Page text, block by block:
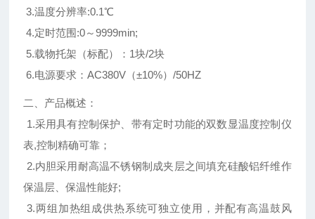
3.温度分辨率:0.1℃
4.定时范围:0～9999min;
5.载物托架（标配）：1块/2块
6.电源要求：AC380V（±10%）/50HZ
二、产品概述：
1.采用具有控制保护、带有定时功能的双数显温度控制仪
表,控制精确可靠；
2.内胆采用耐高温不锈钢制成夹层之间填充硅酸铝纤维作
保温层、保温性能好;
3.两组加热组成供热系统可独立使用，并配有高温鼓风